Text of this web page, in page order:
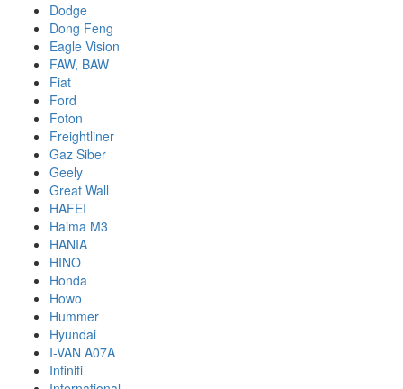
Dodge
Dong Feng
Eagle Vision
FAW, BAW
Fiat
Ford
Foton
Freightliner
Gaz Siber
Geely
Great Wall
HAFEI
Haima M3
HANIA
HINO
Honda
Howo
Hummer
Hyundai
I-VAN A07A
Infiniti